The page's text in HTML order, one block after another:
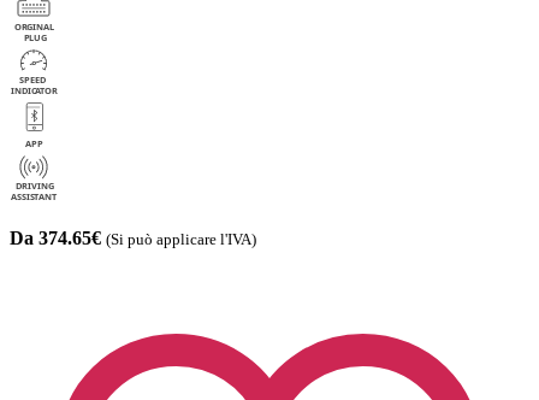
Da 374.65€ (Si può applicare l'IVA)